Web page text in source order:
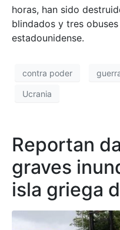
horas, han sido
blindados y tres
estadounidense.
contra poder
Ucrania
Reportan
graves
isla griega